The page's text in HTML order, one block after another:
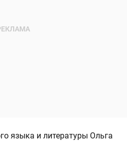
языка и литературы Ольга